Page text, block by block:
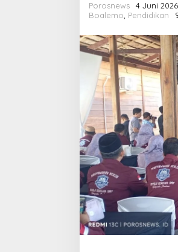
Porosnews
4 Juni 2026
Boalemo Pendidikan